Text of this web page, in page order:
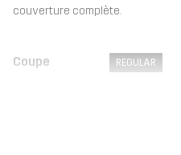
couverture complète.
Coupe REGULAR